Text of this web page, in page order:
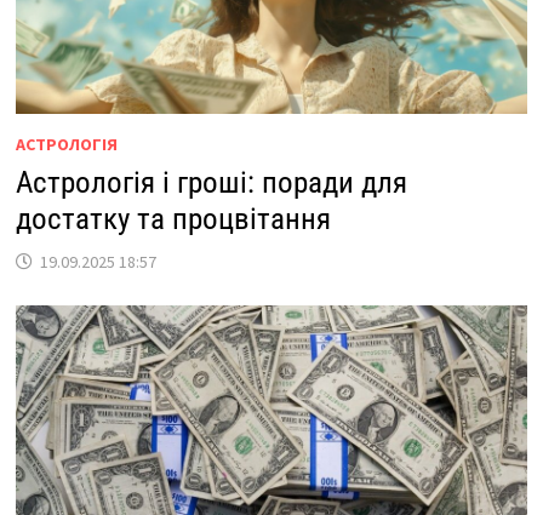
АСТРОЛОГІЯ
Астрологія і гроші: поради для
достатку та процвітання
19.09.2025 18:57